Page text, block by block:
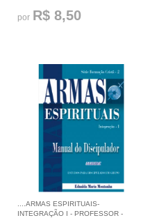
por R$ 8,50
....ARMAS ESPIRITUAIS-
INTEGRAÇÃO I - PROFESSOR -